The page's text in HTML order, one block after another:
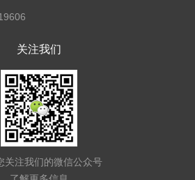
关注我们
关注我们的微信公众号